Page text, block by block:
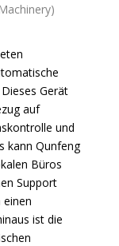
Gerät
auf
und
kann Qunfeng
Büros
Support
einen
ist die